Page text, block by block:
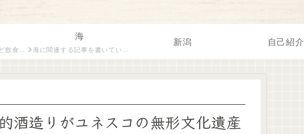
ご紹介します。
海
海に関連する記事を書いています。
新潟 自己紹介
酒造りがユネスコの無形文化遺産